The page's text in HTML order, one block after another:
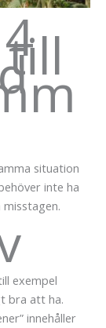
situation
inte ha
exempel
bra att ha.
innehåller